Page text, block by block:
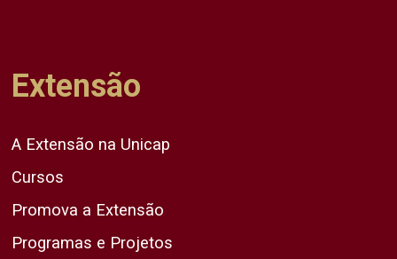
Extensão
A Extensão na Unicap
Cursos
Promova a Extensão
Programas e Projetos